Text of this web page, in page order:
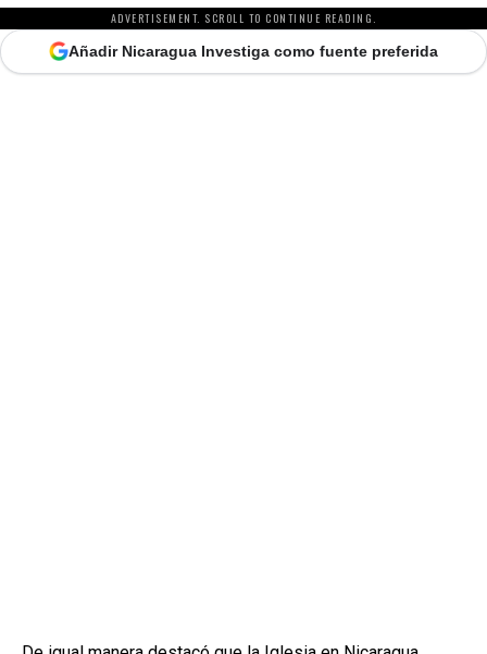
ADVERTISEMENT. SCROLL TO CONTINUE READING.
Añadir Nicaragua Investiga como fuente preferida